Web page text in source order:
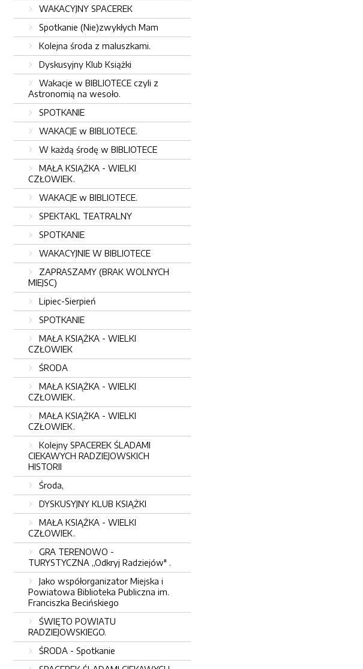
WAKACYJNY SPACEREK
Spotkanie (Nie)zwykłych Mam
Kolejna środa z maluszkami.
Dyskusyjny Klub Książki
Wakacje w BIBLIOTECE czyli z
Astronomią na wesoło.
SPOTKANIE
WAKACJE w BIBLIOTECE.
W każdą środę w BIBLIOTECE
MAŁA KSIĄŻKA - WIELKI
CZŁOWIEK.
WAKACJE w BIBLIOTECE.
SPEKTAKL TEATRALNY
SPOTKANIE
WAKACYJNIE W BIBLIOTECE
ZAPRASZAMY (BRAK WOLNYCH
MIEJSC)
Lipiec-Sierpień
SPOTKANIE
MAŁA KSIĄŻKA - WIELKI
CZŁOWIEK
ŚRODA
MAŁA KSIĄŻKA - WIELKI
CZŁOWIEK.
MAŁA KSIĄŻKA - WIELKI
CZŁOWIEK.
Kolejny SPACEREK ŚLADAMI
CIEKAWYCH RADZIEJOWSKICH
HISTORII
Środa,
DYSKUSYJNY KLUB KSIĄŻKI
MAŁA KSIĄŻKA - WIELKI
CZŁOWIEK.
GRA TERENOWO -
TURYSTYCZNA ,,Odkryj Radziejów" .
Jako współorganizator Miejska i
Powiatowa Biblioteka Publiczna im.
Franciszka Becińskiego
ŚWIĘTO POWIATU
RADZIEJOWSKIEGO.
ŚRODA - Spotkanie